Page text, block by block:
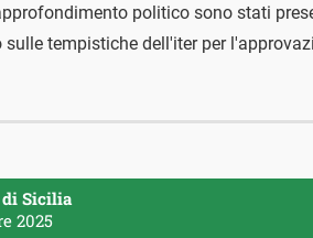
politico sono stati
sulle tempistiche dell'iter per
Sicilia
2025